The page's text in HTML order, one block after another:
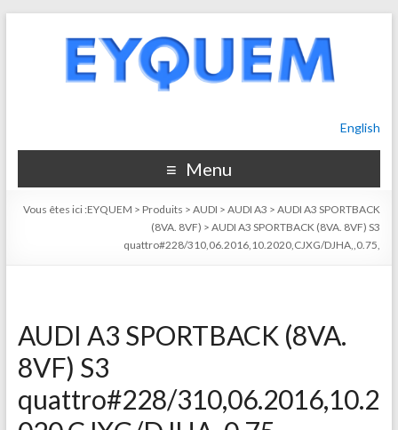
English
Menu
Vous êtes ici :EYQUEM > Produits >AUDI >AUDI A3 >AUDI A3 SPORTBACK
(8VA. 8VF) >AUDI A3 SPORTBACK (8VA. 8VF) S3
quattro#228/310,06.2016,10.2020,CJXG/DJHA,,0.75,
AUDI A3 SPORTBACK (8VA.
8VF) S3
quattro#228/310,06.2016,10.2